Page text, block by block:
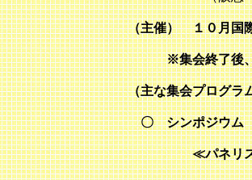
（主催） １０月
※集会終了後、
（主な集会プログラ
〇 シンポジウム
≪パネリスト